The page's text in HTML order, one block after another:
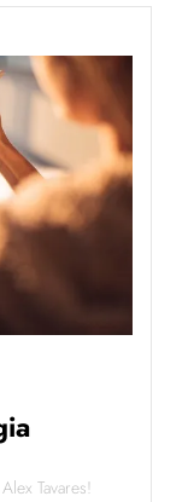
Tavares!